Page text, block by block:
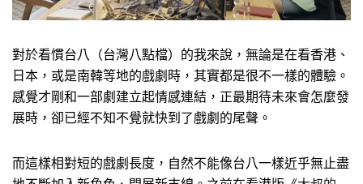
對於看慣台八（台灣八點檔）的我來說，無論是在看香港、
日本，或是南韓等地的戲劇時，其實都是很不一樣的體驗。
感覺才剛和一部劇建立起情感連結，正最期待未來會怎麼發
展時，卻已經不知不覺就快到了戲劇的尾聲。
而這樣相對短的戲劇長度，自然不能像台八一樣近乎無止盡